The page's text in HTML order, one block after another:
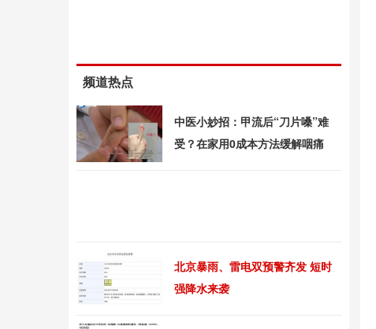
频道热点
中医小妙招：甲流后“刀片嗓”难
受？在家用0成本方法缓解咽痛
北京暴雨、雷电双预警齐发 短时
强降水来袭